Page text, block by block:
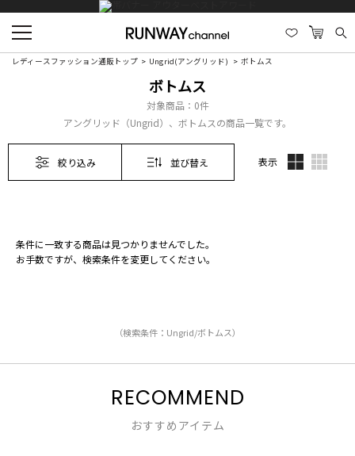
レディースファッション通販トップ Ungrid(アングリッド) ボトムス
ボトムス
対象商品： 0件
アングリッド（Ungrid）、ボトムスの商品一覧です。
絞り込み 並び替え 表示
条件に一致する商品は見つかりませんでした。
お手数ですが、検索条件を変更してください。
（検索条件：Ungrid/ボトムス）
RECOMMEND
おすすめアイテム